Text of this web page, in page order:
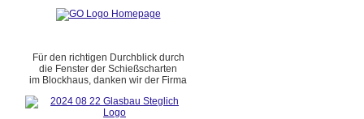
Für den richtigen Durchblick durch
die Fenster der Schießscharten
im Blockhaus, danken wir der Firma